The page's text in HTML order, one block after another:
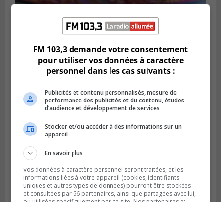
BROSSARD
Publié le 31 juillet 2026 à 12h00
Le transport à la demande du RTL prend
de l’expansion à Brossard
FM 103,3 demande votre consentement
pour utiliser vos données à caractère
personnel dans les cas suivants :
Publicités et contenu personnalisés, mesure de
performance des publicités et du contenu, études
d’audience et développement de services
Stocker et/ou accéder à des informations sur un
appareil
En savoir plus
Vos données à caractère personnel seront traitées, et les
informations liées à votre appareil (cookies, identifiants
uniques et autres types de données) pourront être stockées
et consultées par 66 partenaires, ainsi que partagées avec lui,